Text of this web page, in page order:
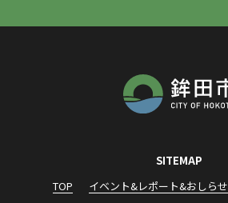
SITEMAP
TOP
イベント&レポート&おしらせ